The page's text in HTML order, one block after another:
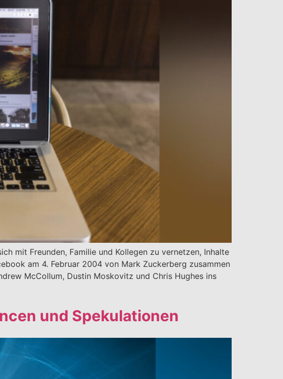
mit Freunden, Familie und Kollegen zu vernetzen, Inhalte
am 4. Februar 2004 von Mark Zuckerberg zusammen
McCollum, Dustin Moskovitz und Chris Hughes ins
und Spekulationen